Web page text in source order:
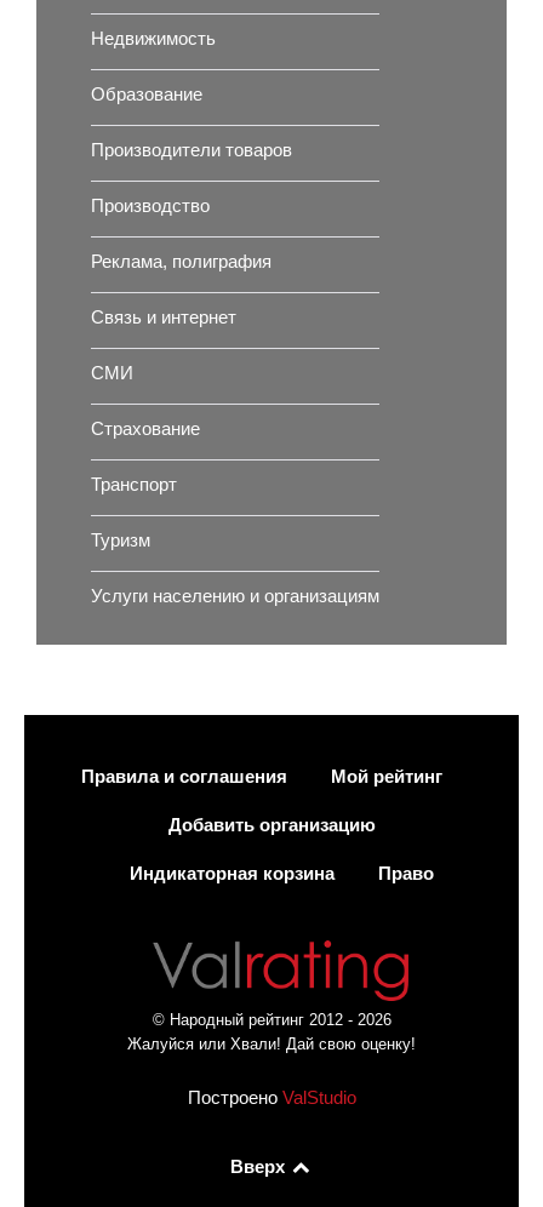
Недвижимость
Образование
Производители товаров
Производство
Реклама, полиграфия
Связь и интернет
СМИ
Страхование
Транспорт
Туризм
Услуги населению и организациям
Правила и соглашения Мой рейтинг
Добавить организацию
Индикаторная корзина Право
© Народный рейтинг 2012 - 2026
Жалуйся или Хвали! Дай свою оценку!
Построено ValStudio
Вверх